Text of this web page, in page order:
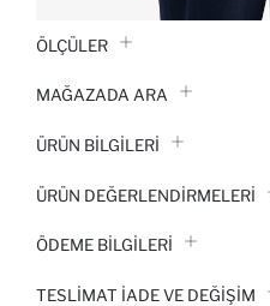
ÖLÇÜLER
MAĞAZADA ARA
ÜRÜN BILGILERI
ÜRÜN DEĞERLENDİRMELERİ
ÖDEME BİLGİLERİ
TESLIMAT İADE VE DEĞIŞIM